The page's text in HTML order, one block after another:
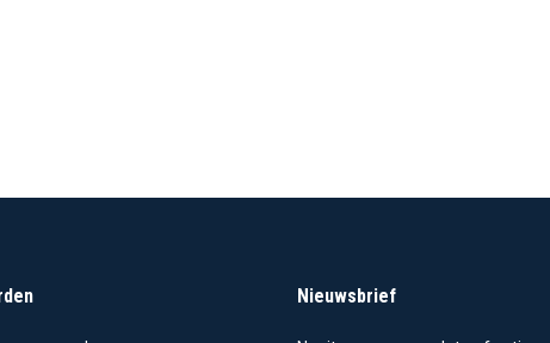
Nieuwsbrief